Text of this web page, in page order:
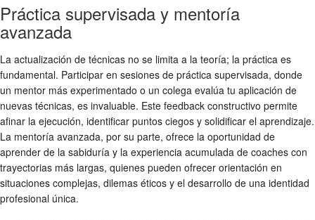
Práctica supervisada y mentoría
avanzada
La actualización de técnicas no se limita a la teoría; la práctica es
fundamental. Participar en sesiones de práctica supervisada, donde
un mentor más experimentado o un colega evalúa tu aplicación de
nuevas técnicas, es invaluable. Este feedback constructivo permite
afinar la ejecución, identificar puntos ciegos y solidificar el aprendizaje.
La mentoría avanzada, por su parte, ofrece la oportunidad de
aprender de la sabiduría y la experiencia acumulada de coaches con
trayectorias más largas, quienes pueden ofrecer orientación en
situaciones complejas, dilemas éticos y el desarrollo de una identidad
profesional única.